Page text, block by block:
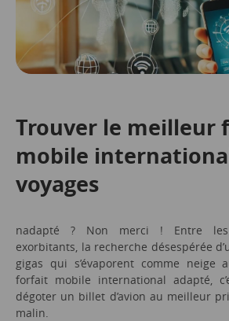
Trouver le meilleur
mobile
voyages
nadapté ? Non merci ! Entre les
exorbitants, la recherche désespérée
gigas qui s’évaporent comme neige
forfait mobile international adapté,
dégoter un billet d’avion au meilleur
malin.